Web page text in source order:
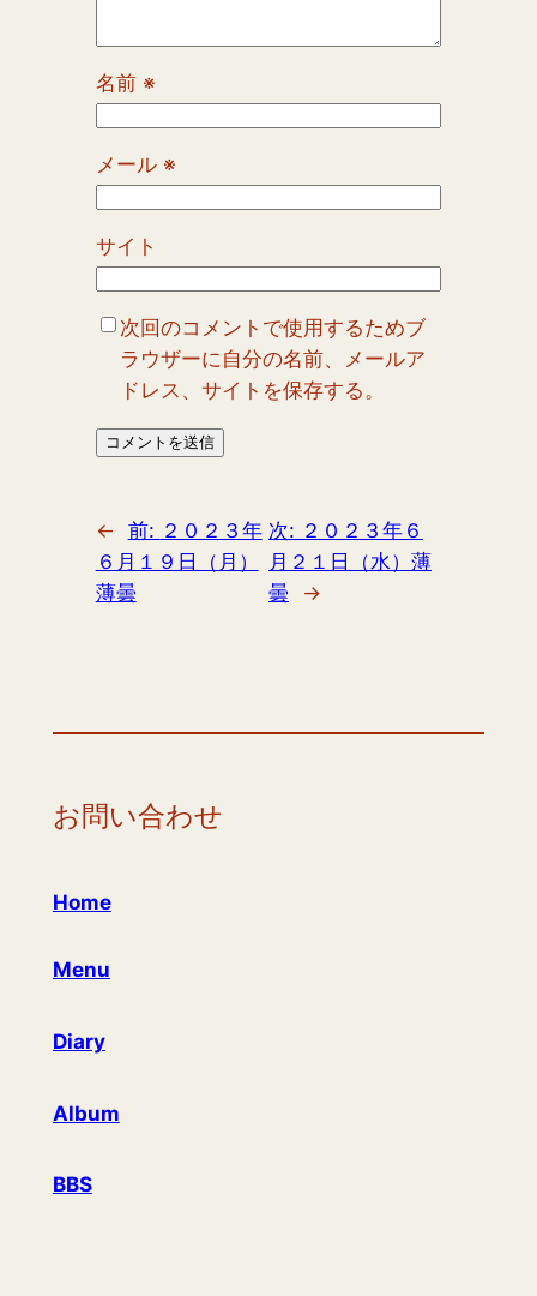
名前 ※
メール ※
サイト
次回のコメントで使用するためブ
ラウザーに自分の名前、メールア
ドレス、サイトを保存する。
← 前: ２０２３年
６月１９日（月）
薄曇
次: ２０２３年６
月２１日（水）薄
曇
→
お問い合わせ
Home
Menu
Diary
Album
BBS